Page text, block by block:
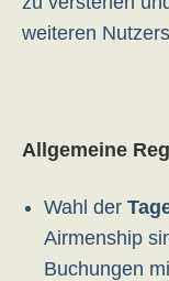
weiteren
Allgemeine
Wahl der
Airmenship
Buchungen